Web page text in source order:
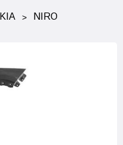
KIA
NIRO